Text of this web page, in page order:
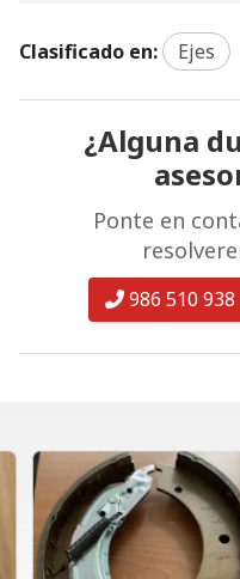
Clasificado en: Ejes
¿Alguna
Ponte en
986 510 938